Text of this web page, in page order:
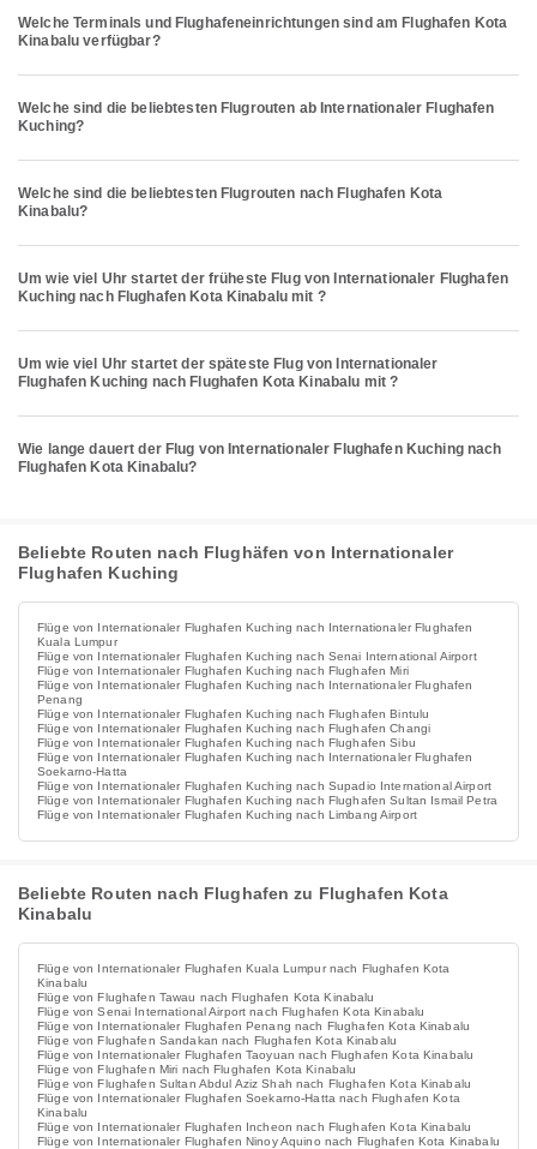
Welche Terminals und Flughafeneinrichtungen sind am Flughafen Kota
Kinabalu verfügbar?
Welche sind die beliebtesten Flugrouten ab Internationaler Flughafen
Kuching?
Welche sind die beliebtesten Flugrouten nach Flughafen Kota
Kinabalu?
Um wie viel Uhr startet der früheste Flug von Internationaler Flughafen
Kuching nach Flughafen Kota Kinabalu mit ?
Um wie viel Uhr startet der späteste Flug von Internationaler
Flughafen Kuching nach Flughafen Kota Kinabalu mit ?
Wie lange dauert der Flug von Internationaler Flughafen Kuching nach
Flughafen Kota Kinabalu?
Beliebte Routen nach Flughäfen von Internationaler
Flughafen Kuching
Flüge von Internationaler Flughafen Kuching nach Internationaler Flughafen
Kuala Lumpur
Flüge von Internationaler Flughafen Kuching nach Senai International Airport
Flüge von Internationaler Flughafen Kuching nach Flughafen Miri
Flüge von Internationaler Flughafen Kuching nach Internationaler Flughafen
Penang
Flüge von Internationaler Flughafen Kuching nach Flughafen Bintulu
Flüge von Internationaler Flughafen Kuching nach Flughafen Changi
Flüge von Internationaler Flughafen Kuching nach Flughafen Sibu
Flüge von Internationaler Flughafen Kuching nach Internationaler Flughafen
Soekarno-Hatta
Flüge von Internationaler Flughafen Kuching nach Supadio International Airport
Flüge von Internationaler Flughafen Kuching nach Flughafen Sultan Ismail Petra
Flüge von Internationaler Flughafen Kuching nach Limbang Airport
Beliebte Routen nach Flughafen zu Flughafen Kota
Kinabalu
Flüge von Internationaler Flughafen Kuala Lumpur nach Flughafen Kota
Kinabalu
Flüge von Flughafen Tawau nach Flughafen Kota Kinabalu
Flüge von Senai International Airport nach Flughafen Kota Kinabalu
Flüge von Internationaler Flughafen Penang nach Flughafen Kota Kinabalu
Flüge von Flughafen Sandakan nach Flughafen Kota Kinabalu
Flüge von Internationaler Flughafen Taoyuan nach Flughafen Kota Kinabalu
Flüge von Flughafen Miri nach Flughafen Kota Kinabalu
Flüge von Flughafen Sultan Abdul Aziz Shah nach Flughafen Kota Kinabalu
Flüge von Internationaler Flughafen Soekarno-Hatta nach Flughafen Kota
Kinabalu
Flüge von Internationaler Flughafen Incheon nach Flughafen Kota Kinabalu
Flüge von Internationaler Flughafen Ninoy Aquino nach Flughafen Kota Kinabalu